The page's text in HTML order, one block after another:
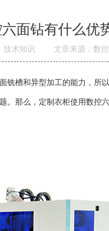
面钻有什么优
技术知识 文章来源：数
铣槽和异型加工的能力，所
。那么，定制衣柜使用数控